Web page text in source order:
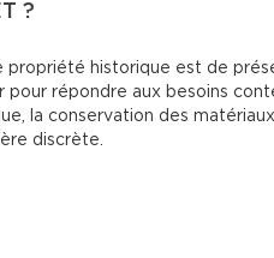
?
propriété historique est de
répondre aux besoins
la conservation des
discrète.